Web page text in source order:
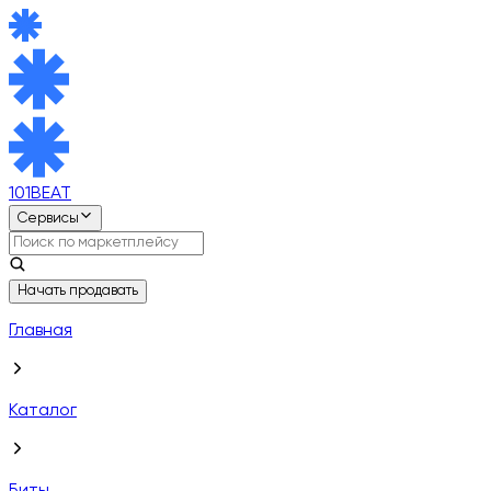
101BEAT
Сервисы
Начать продавать
Главная
Каталог